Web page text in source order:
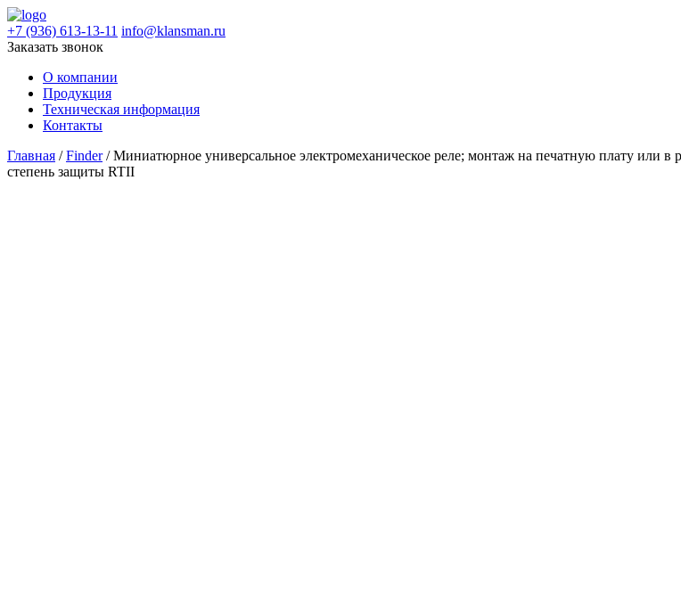
+7 (936) 613-13-11 info@klansman.ru
Заказать звонок
О компании
Продукция
Техническая информация
Контакты
Главная /Finder/ Миниатюрное универсальное электромеханическое реле; монтаж на печатную плату
степень защиты RTII